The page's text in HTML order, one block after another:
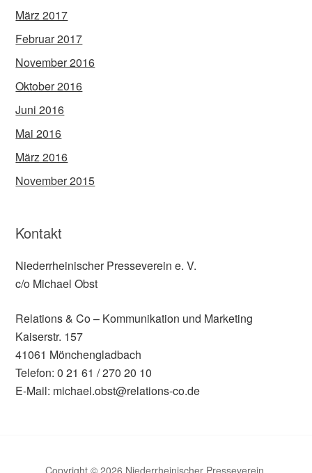
März 2017
Februar 2017
November 2016
Oktober 2016
Juni 2016
Mai 2016
März 2016
November 2015
Kontakt
Niederrheinischer Presseverein e. V.
c/o Michael Obst
Relations & Co – Kommunikation und Marketing
Kaiserstr. 157
41061 Mönchengladbach
Telefon: 0 21 61 / 270 20 10
E-Mail: michael.obst@relations-co.de
Copyright © 2026 Niederrheinischer Presseverein.